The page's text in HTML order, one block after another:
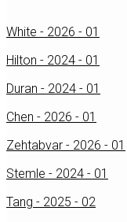
White - 2026 - 01
Hilton - 2024 - 01
Duran - 2024 - 01
Chen - 2026 - 01
Zehtabvar - 2026 - 01
Stemle - 2024 - 01
Tang - 2025 - 02